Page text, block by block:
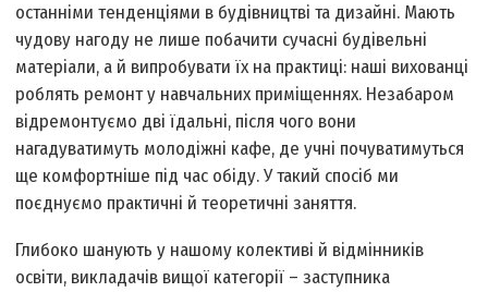
останніми тенденціями в будівництві та дизайні. Мають
чудову нагоду не лише побачити сучасні будівельні
матеріали, а й випробувати їх на практиці: наші вихованці
роблять ремонт у навчальних приміщеннях. Незабаром
відремонтуємо дві їдальні, після чого вони
нагадуватимуть молодіжні кафе, де учні почуватимуться
ще комфортніше під час обіду. У такий спосіб ми
поєднуємо практичні й теоретичні заняття.
Глибоко шанують у нашому колективі й відмінників
освіти, викладачів вищої категорії – заступника